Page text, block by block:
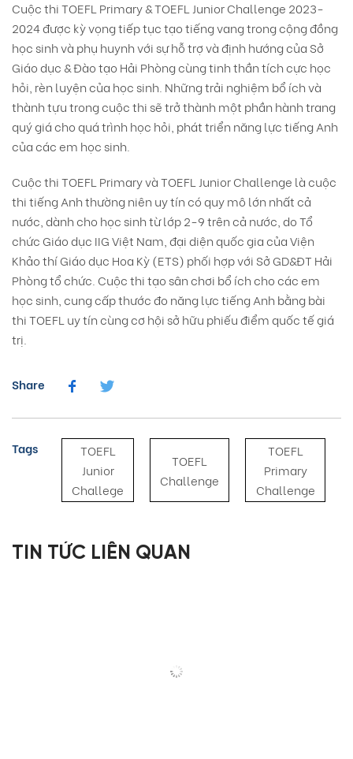
Cuộc thi TOEFL Primary & TOEFL Junior Challenge 2023-
2024 được kỳ vọng tiếp tục tạo tiếng vang trong cộng đồng
học sinh và phụ huynh với sự hỗ trợ và định hướng của Sở
Giáo dục & Đào tạo Hải Phòng cùng tinh thần tích cực học
hỏi, rèn luyện của học sinh. Những trải nghiệm bổ ích và
thành tựu trong cuộc thi sẽ trở thành một phần hành trang
quý giá cho quá trình học hỏi, phát triển năng lực tiếng Anh
của các em học sinh.
Cuộc thi TOEFL Primary và TOEFL Junior Challenge là cuộc
thi tiếng Anh thường niên uy tín có quy mô lớn nhất cả
nước, dành cho học sinh từ lớp 2-9 trên cả nước, do Tổ
chức Giáo dục IIG Việt Nam, đại diện quốc gia của Viện
Khảo thí Giáo dục Hoa Kỳ (ETS) phối hợp với Sở GD&ĐT Hải
Phòng tổ chức. Cuộc thi tạo sân chơi bổ ích cho các em
học sinh, cung cấp thước đo năng lực tiếng Anh bằng bài
thi TOEFL uy tín cùng cơ hội sở hữu phiếu điểm quốc tế giá
trị.
Share
Tags
TOEFL
Junior
Challege
TOEFL
Challenge
TOEFL
Primary
Challenge
TIN TỨC LIÊN QUAN